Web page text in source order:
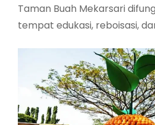
Taman Buah Mekarsari
tempat edukasi, reboisasi,